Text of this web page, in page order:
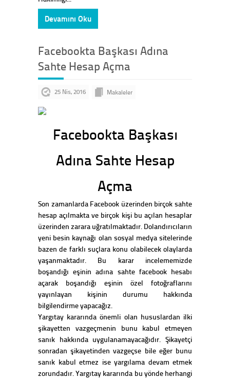
Devamını Oku
Facebookta Başkası Adına
Sahte Hesap Açma
25 Nis, 2016 Makaleler
Facebookta Başkası
Adına Sahte Hesap
Açma
Son zamanlarda Facebook üzerinden birçok sahte
hesap açılmakta ve birçok kişi bu açılan hesaplar
üzerinden zarara uğratılmaktadır. Dolandırıcıların
yeni besin kaynağı olan sosyal medya sitelerinde
bazen de farklı suçlara konu olabilecek olaylarda
yaşanmaktadır. Bu karar incelememizde
boşandığı eşinin adına sahte facebook hesabı
açarak boşandığı eşinin özel fotoğraflarını
yayınlayan kişinin durumu hakkında
bilgilendirme yapacağız.
Yargıtay kararında önemli olan hususlardan ilki
şikayetten vazgeçmenin bunu kabul etmeyen
sanık hakkında uygulanamayacağıdır. Şikayetçi
sonradan şikayetinden vazgeçse bile eğer bunu
sanık kabul etmez ise yargılama devam etmek
zorundadır. Yargıtay kararında bu yönde herhangi